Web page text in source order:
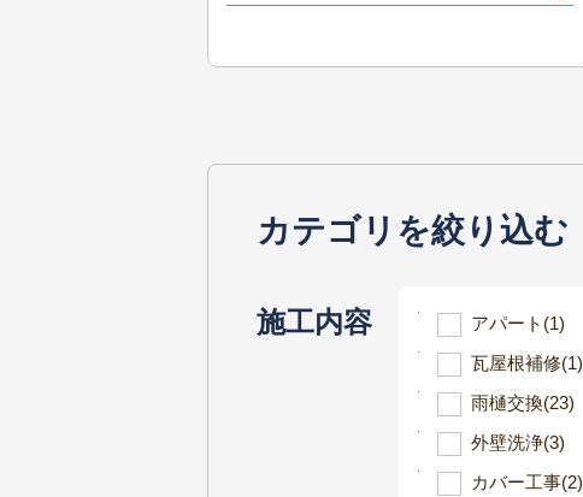
カテゴリを絞り込む
施工内容 アパート (1)
瓦屋根補修(1)
雨樋交換(23)
外壁洗浄(3)
カバー工事(2)